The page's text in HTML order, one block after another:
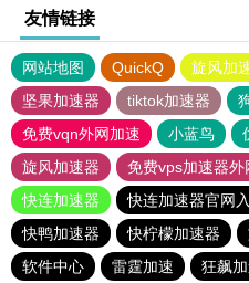
友情链接
网站地图 QuickQ 旋风加
坚果加速器
tiktok加速器
免费vqn外网加速
小蓝鸟
旋风加速器
免费vps加速器外
快连加速器
快连加速器官网
快鸭加速器
快柠檬加速器
软件中心
雷霆加速 狂飙